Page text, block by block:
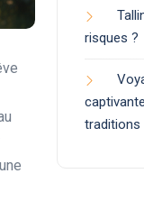
risques ?
traditions